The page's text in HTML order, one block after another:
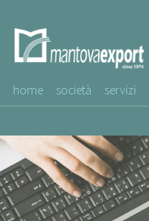
home società servizi
AZIENDE CLIENTI
NEWS
VIDEO